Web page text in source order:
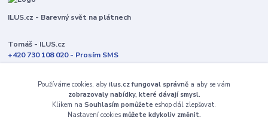
ILUS.cz - Barevný svět na plátnech
Tomáš - ILUS.cz
+420 730 108 020 - Prosím SMS
Jsme většinu času ve výrobě
info@ilus.cz
Používáme cookies, aby ilus.cz fungoval správně a aby se vám
zobrazovaly nabídky, které dávají smysl.
Klikem na Souhlasím pomůžete eshop dál zlepšovat.
Nastavení cookies můžete kdykoliv změnit.